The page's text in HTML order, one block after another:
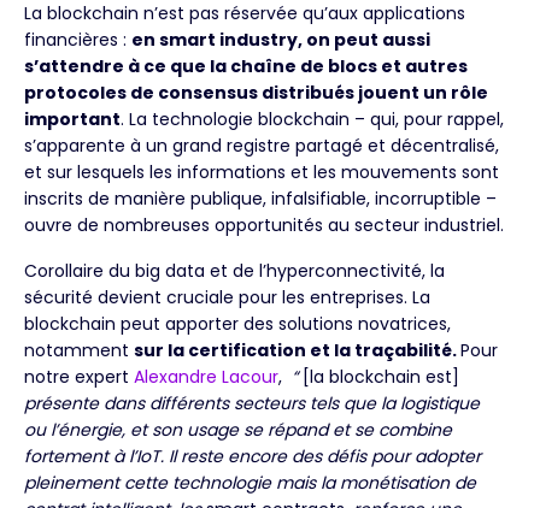
La blockchain n’est pas réservée qu’aux applications
financières : en smart industry, on peut aussi
s’attendre à ce que la chaîne de blocs et autres
protocoles de consensus distribués jouent un rôle
important. La technologie blockchain – qui, pour rappel,
s’apparente à un grand registre partagé et décentralisé,
et sur lesquels les informations et les mouvements sont
inscrits de manière publique, infalsifiable, incorruptible –
ouvre de nombreuses opportunités au secteur industriel.
Corollaire du big data et de l’hyperconnectivité, la
sécurité devient cruciale pour les entreprises. La
blockchain peut apporter des solutions novatrices,
notamment sur la certification et la traçabilité.Pour
notre expert Alexandre Lacour, “ [la blockchain est]
présente dans différents secteurs tels que la logistique
ou l’énergie, et son usage se répand et se combine
fortement à l’IoT. Il reste encore des défis pour adopter
pleinement cette technologie mais la monétisation de